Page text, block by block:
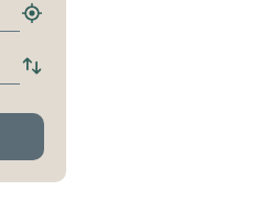
Hitta
hållplats
Byt
och